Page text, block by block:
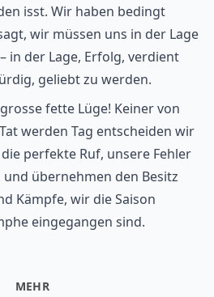
isst. Wir haben bedingt
wir müssen uns in der Lage
in der Lage, Erfolg, verdient
geliebt zu werden.
fette Lüge! Keiner von
werden Tag entscheiden wir
perfekte Ruf, unsere Fehler
übernehmen den Besitz
Kämpfe, wir die Saison
eingegangen sind.
MEHR